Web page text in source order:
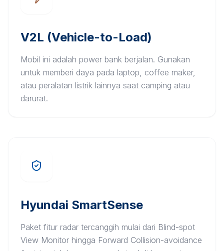
V2L (Vehicle-to-Load)
Mobil ini adalah power bank berjalan. Gunakan
untuk memberi daya pada laptop, coffee maker,
atau peralatan listrik lainnya saat camping atau
darurat.
Hyundai SmartSense
Paket fitur radar tercanggih mulai dari Blind-spot
View Monitor hingga Forward Collision-avoidance